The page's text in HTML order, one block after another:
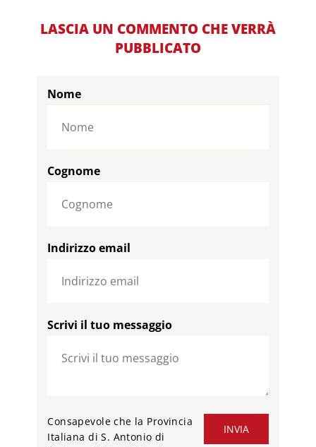
LASCIA UN COMMENTO CHE VERRÀ
PUBBLICATO
Nome
Cognome
Indirizzo email
Scrivi il tuo messaggio
INVIA
Consapevole che la Provincia
Italiana di S. Antonio di